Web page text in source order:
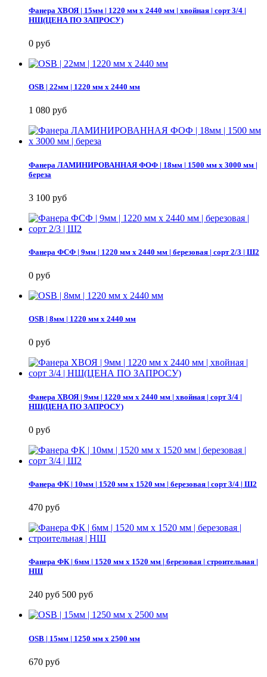
Фанера ХВОЯ | 15мм | 1220 мм х 2440 мм | хвойная | сорт 3/4 |
НШ(ЦЕНА ПО ЗАПРОСУ)
0 руб
OSB | 22мм | 1220 мм х 2440 мм
1 080 руб
Фанера ЛАМИНИРОВАННАЯ ФОФ | 18мм | 1500 мм х 3000 мм |
береза
3 100 руб
Фанера ФСФ | 9мм | 1220 мм х 2440 мм | березовая | сорт 2/3 | Ш2
0 руб
OSB | 8мм | 1220 мм х 2440 мм
0 руб
Фанера ХВОЯ | 9мм | 1220 мм х 2440 мм | хвойная | сорт 3/4 |
НШ(ЦЕНА ПО ЗАПРОСУ)
0 руб
Фанера ФК | 10мм | 1520 мм х 1520 мм | березовая | сорт 3/4 | Ш2
470 руб
Фанера ФК | 6мм | 1520 мм х 1520 мм | березовая | строительная |
НШ
240 руб 500 руб
OSB | 15мм | 1250 мм х 2500 мм
670 руб